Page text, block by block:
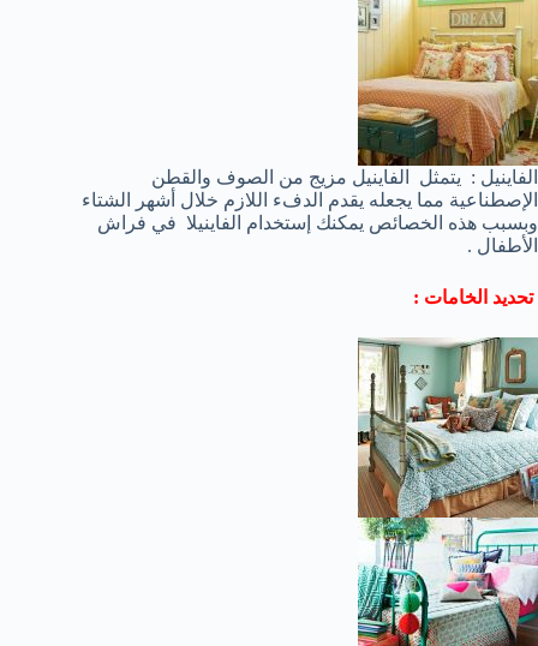
الفاينيل : يتمثل الفاينيل مزيج من الصوف والقطن
الإصطناعية مما يجعله يقدم الدفء اللازم خلال أشهر الشتاء
وبسبب هذه الخصائص يمكنك إستخدام الفاينيلا في فراش
الأطفال .
تحديد الخامات :